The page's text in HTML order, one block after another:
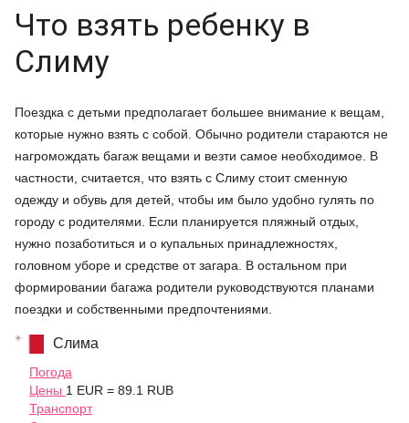
Что взять ребенку в
Слиму
Поездка с детьми предполагает большее внимание к вещам,
которые нужно взять с собой. Обычно родители стараются не
нагромождать багаж вещами и везти самое необходимое. В
частности, считается, что взять с Слиму стоит сменную
одежду и обувь для детей, чтобы им было удобно гулять по
городу с родителями. Если планируется пляжный отдых,
нужно позаботиться и о купальных принадлежностях,
головном уборе и средстве от загара. В остальном при
формировании багажа родители руководствуются планами
поездки и собственными предпочтениями.
Слима
Погода
Цены 1 EUR = 89.1 RUB
Транспорт